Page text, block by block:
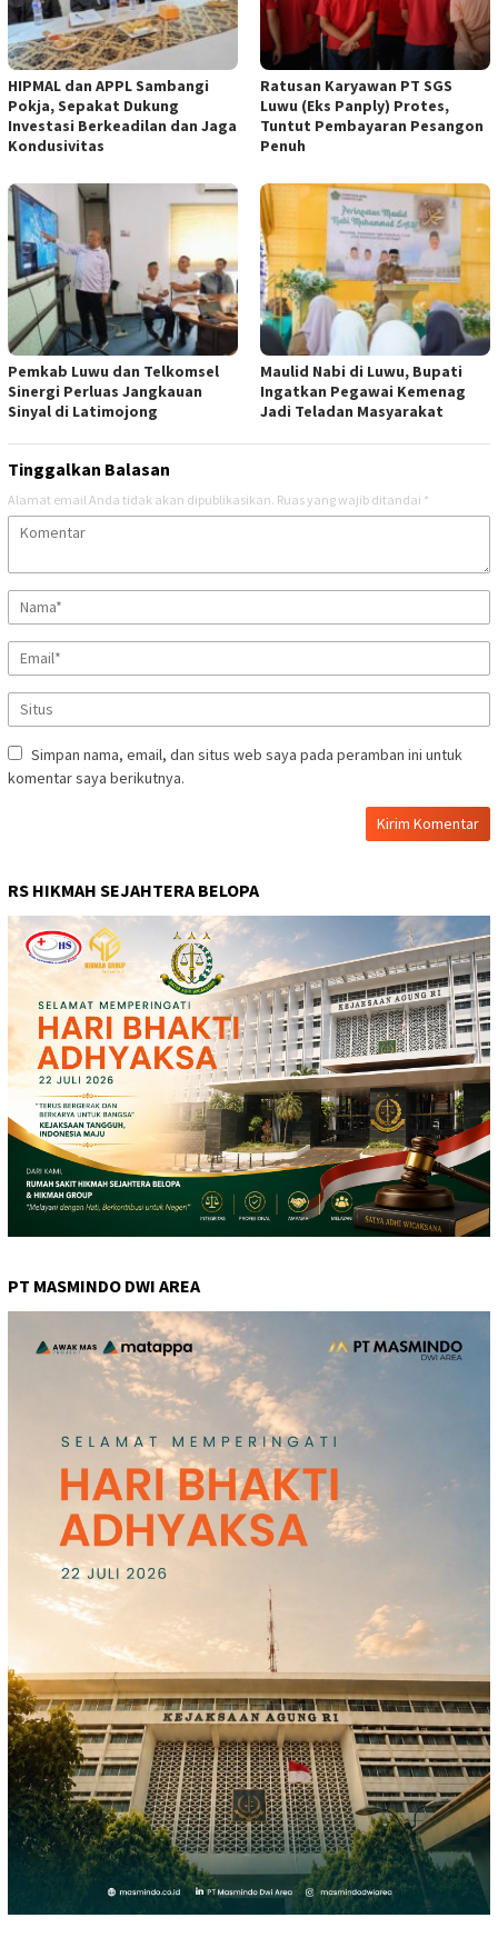
HIPMAL dan APPL Sambangi
Pokja, Sepakat Dukung
Investasi Berkeadilan dan Jaga
Kondusivitas
Ratusan Karyawan PT SGS
Luwu (Eks Panply) Protes,
Tuntut Pembayaran Pesangon
Penuh
Pemkab Luwu dan Telkomsel
Sinergi Perluas Jangkauan
Sinyal di Latimojong
Maulid Nabi di Luwu, Bupati
Ingatkan Pegawai Kemenag
Jadi Teladan Masyarakat
Tinggalkan Balasan
Alamat email Anda tidak akan dipublikasikan. Ruas yang wajib ditandai *
Simpan nama, email, dan situs web saya pada peramban ini untuk
komentar saya berikutnya.
RS HIKMAH SEJAHTERA BELOPA
PT MASMINDO DWI AREA